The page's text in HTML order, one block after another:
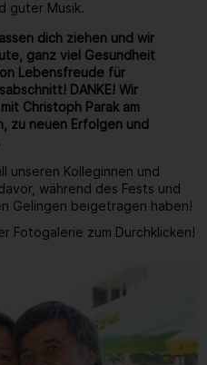
guter Musik.
dich ziehen und wir
ganz viel Gesundheit
Lebensfreude für
DANKE! Wir
Christoph Parak am
zu neuen Erfolgen und
unseren Kolleginnen und
während des Fests und
Gelingen beigetragen haben!
Fotogalerie zum Durchklicken!